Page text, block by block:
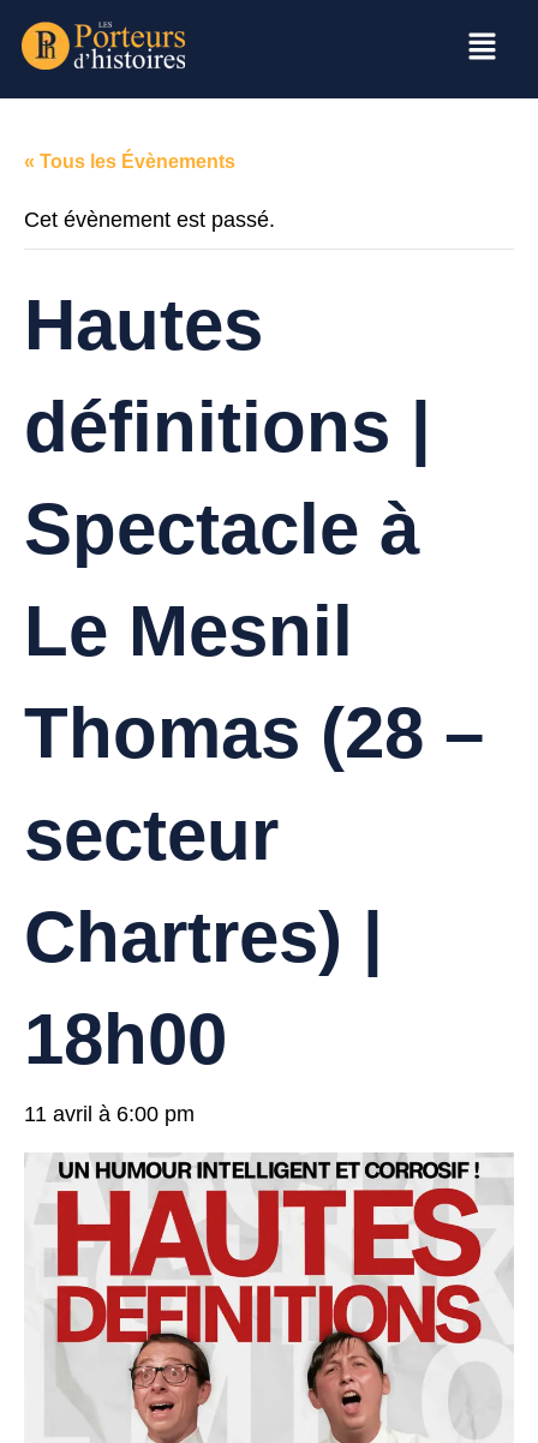
« Tous les Évènements
Cet évènement est passé.
Hautes
définitions |
Spectacle à
Le Mesnil
Thomas (28 –
secteur
Chartres) |
18h00
11 avril à 6:00 pm